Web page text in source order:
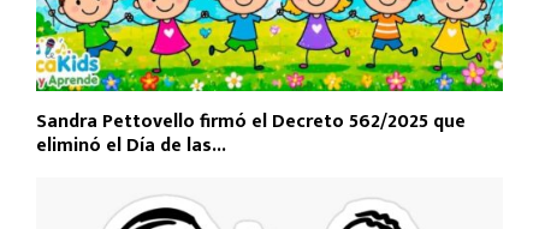
Sandra Pettovello firmó el Decreto 562/2025 que
eliminó el Día de las...